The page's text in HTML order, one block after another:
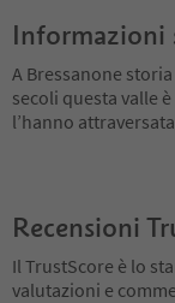
Informazioni
A Bressanone
secoli questa valle
l’hanno
Recensioni
Il TrustScore è lo
valutazioni e